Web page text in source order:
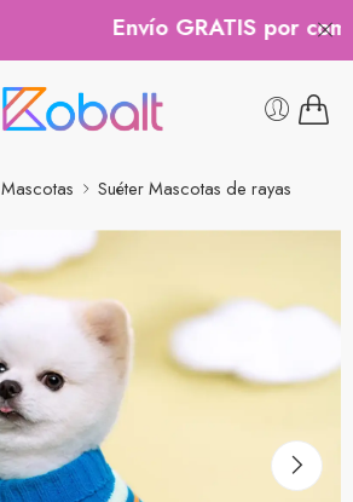
Envío GRATIS por
Mascotas Suéter Mascotas de rayas